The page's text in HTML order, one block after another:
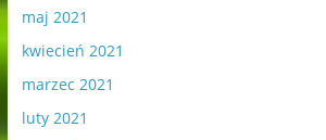
maj 2021
kwiecień 2021
marzec 2021
luty 2021